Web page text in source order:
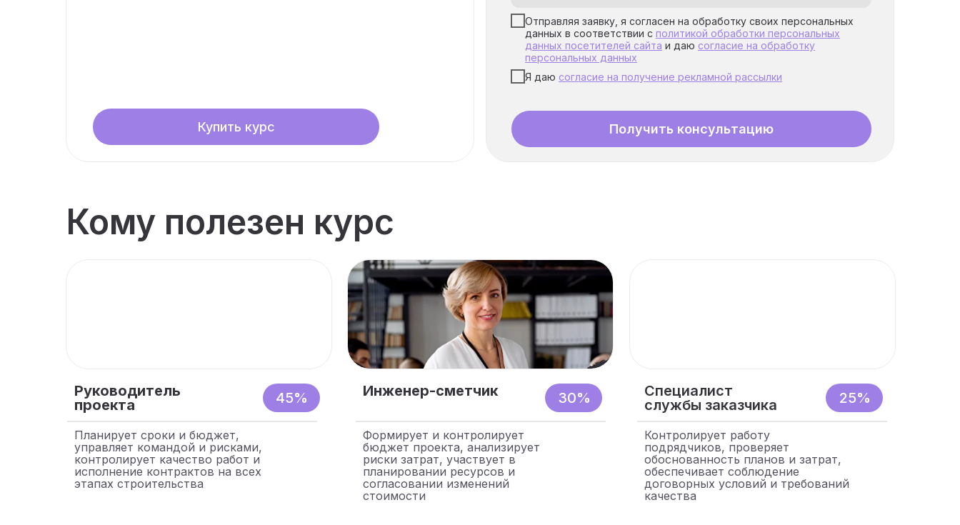
Отправляя заявку, я согласен на обработку своих персональных
данных в соответствии с политикой обработки персональных
данных посетителей сайта и даю согласие на обработку
персональных данных
Я даю согласие на получение рекламной рассылки
Получить консультацию
Купить курс
Кому полезен курс
Руководитель
проекта
Планирует сроки и бюджет,
управляет командой и рисками,
контролирует качество работ и
исполнение контрактов на всех
этапах строительства
45% Инженер-сметчик
Формирует и контролирует
бюджет проекта, анализирует
риски затрат, участвует в
планировании ресурсов и
согласовании изменений
стоимости
30%
Специалист
службы заказчика
Контролирует работу
подрядчиков, проверяет
обоснованность планов и затрат,
обеспечивает соблюдение
договорных условий и требований
качества
25%